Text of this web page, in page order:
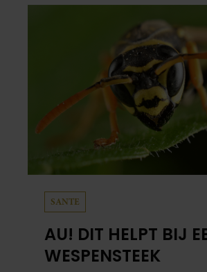
SANTE
AU! DIT HELPT BIJ
WESPENSTEEK